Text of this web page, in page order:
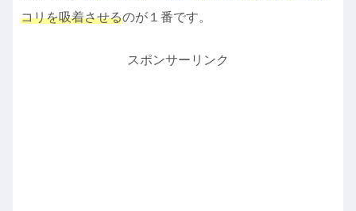
コリを吸着させるのが１番です。
スポンサーリンク